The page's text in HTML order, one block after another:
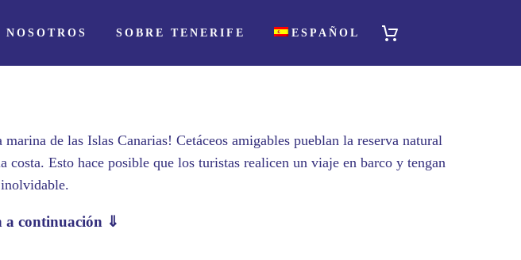
NOSOTROS SOBRE TENERIFE ESPAÑOL
de las Islas Canarias! Cetáceos amigables pueblan la reserva natural
Esto hace posible que los turistas realicen un viaje en barco y tengan
a continuación ⇓